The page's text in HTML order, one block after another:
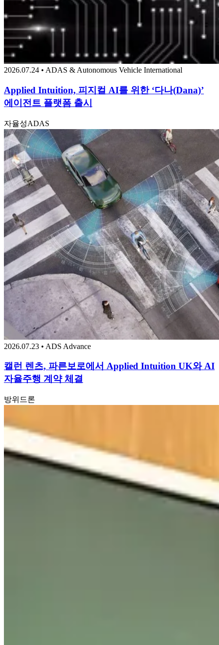
2026.07.24 • ADAS & Autonomous Vehicle International
Applied Intuition, 피지컬 AI를 위한 ‘다나(Dana)’
에이전트 플랫폼 출시
자율성ADAS
2026.07.23 • ADS Advance
캘런 렌츠, 파른보로에서 Applied Intuition UK와 AI
자율주행 계약 체결
방위 드론